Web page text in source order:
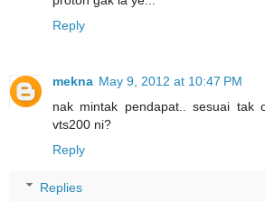
Reply
mekna May 9, 2012 at 10:47 PM
nak mintak pendapat.. sesuai tak
vts200 ni?
Reply
Replies